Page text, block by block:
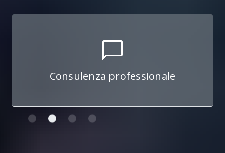
chat_bubble_outline
Consulenza professionale